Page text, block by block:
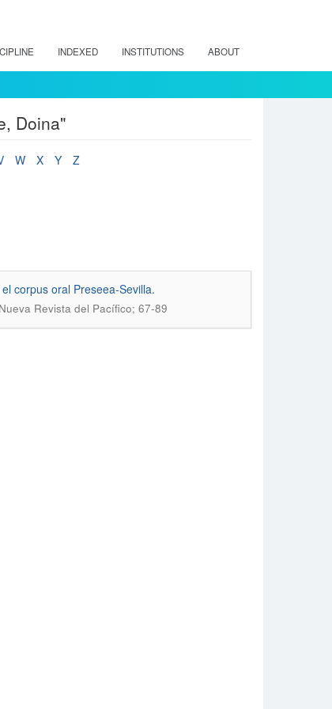
INDEXED INSTITUTIONS ABOUT
Doina"
W X Y
Z
corpus oral Preseea-Sevilla.
Revista del Pacífico; 67-89